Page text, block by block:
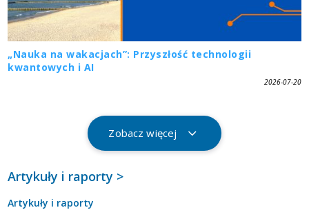
„Nauka na wakacjach”: Przyszłość technologii
kwantowych i AI
2026-07-20
Zobacz więcej
Artykuły i raporty >
Artykuły i raporty